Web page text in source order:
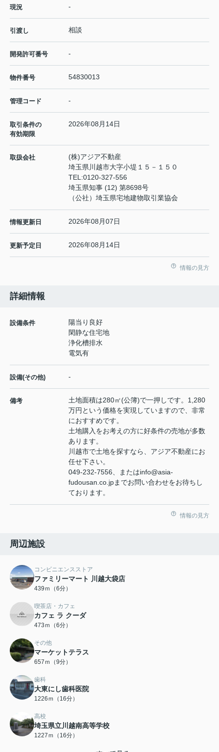
現況 -
引渡し 相談
開発許可番号 -
物件番号 54830013
管理コード -
取引条件の
有効期限
2026年08月14日
取扱会社
(株)アジア不動産
埼玉県川越市大字小堤１５－１５０
TEL:0120-327-556
埼玉県知事 (12) 第8698号
（公社）埼玉県宅地建物取引業協会
情報更新日 2026年08月07日
更新予定日 2026年08月14日
情報の見方
詳細情報
設備条件
陽当り良好
閑静な住宅地
浄化槽排水
電気有
設備(その他) -
備考
土地面積は280㎡(公簿)で一押しです。1,280
万円という価格を実現していますので、非常
におすすめです。
土地購入をお考えの方に好条件の売地が多数
あります。
川越市で土地を探すなら、アジア不動産にお
任せ下さい。
049-232-7556、またはinfo@asia-
fudousan.co.jpまでお問い合わせをお待ちし
ております。
情報の見方
周辺施設
コンビニエンスストア
ファミリーマート 川越大袋店
439ｍ（6分）
喫茶店・カフェ
カフェ ラ クーダ
473ｍ（6分）
その他
マーケットテラス
657ｍ（9分）
歯科
大東にし歯科医院
1226ｍ（16分）
高校
埼玉県立川越南高等学校
1227ｍ（16分）